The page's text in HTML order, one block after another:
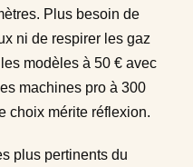
Plus besoin de
ni de respirer les gaz
modèles à 50 € avec
machines pro à 300
choix mérite réflexion.
plus pertinents du